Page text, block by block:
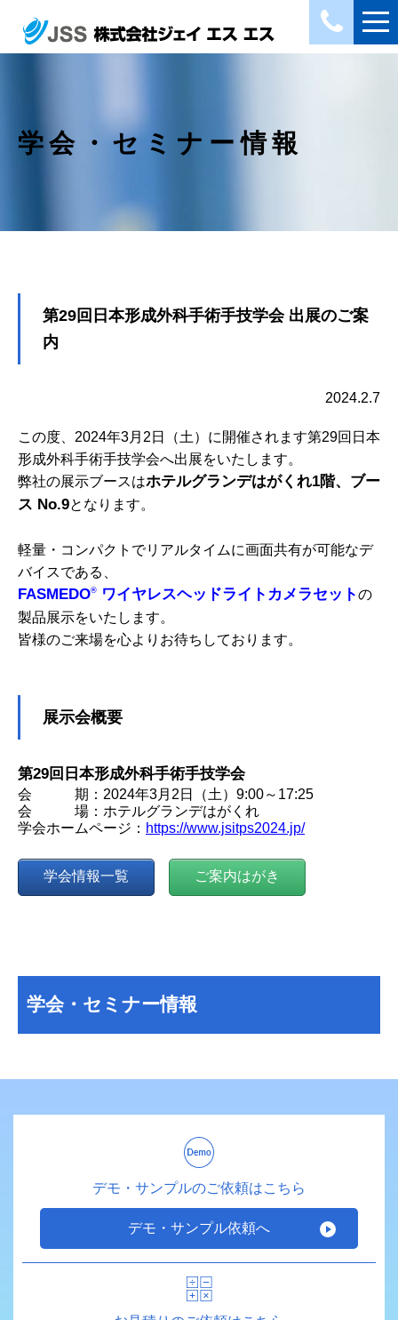
学会・セミナー情報
学会・セミナー情報
第29回日本形成外科手術手技学会 出展のご案
内
2024.2.7
この度、2024年3月2日（土）に開催されます第29回日本
形成外科手術手技学会へ出展をいたします。
弊社の展示ブースはホテルグランデはがくれ1階、ブー
ス No.9となります。
軽量・コンパクトでリアルタイムに画面共有が可能なデ
バイスである、
FASMEDO® ワイヤレスヘッドライトカメラセットの
製品展示をいたします。
皆様のご来場を心よりお待ちしております。
展示会概要
第29回日本形成外科手術手技学会
会 期：2024年3月2日（土）9:00～17:25
会 場：ホテルグランデはがくれ
学会ホームページ： https://www.jsitps2024.jp/
学会情報一覧 ご案内はがき
デモ・サンプルのご依頼はこちら
デモ・サンプル依頼へ